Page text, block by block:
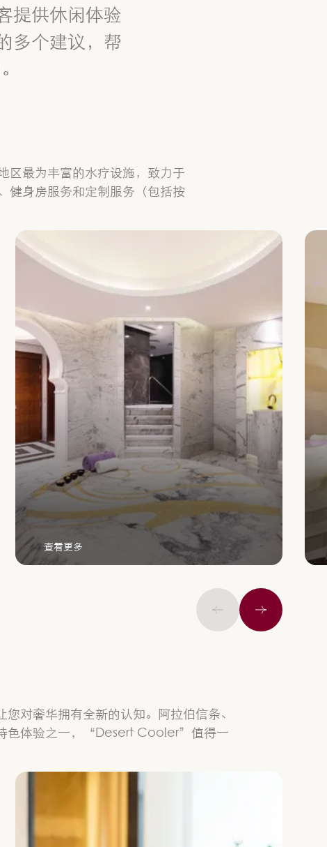
提供休闲体验
多个建议，帮
区最为丰富的水疗设施，致力于
健身房服务和定制服务（包括按
查看更多
上一页 下一个
对奢华拥有全新的认知。阿拉伯信条、
色体验之一，“Desert Cooler”值得一